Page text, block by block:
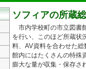
ソフィアの所蔵
市内学校町の市立図書
を行い、このほど所蔵状
料、AV資料を合わせた
館内にはたくさんの特殊
膨大な量が収集・保存さ